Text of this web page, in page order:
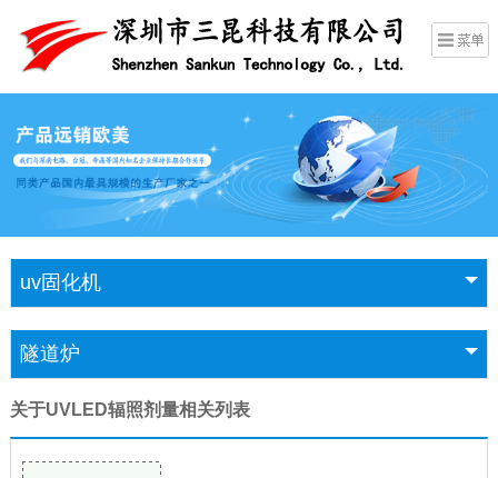
uv固化机
隧道炉
关于UVLED辐照剂量相关列表